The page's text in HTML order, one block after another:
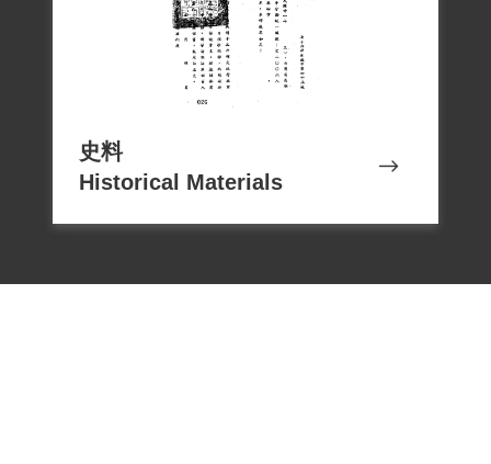
史料
Historical Materials